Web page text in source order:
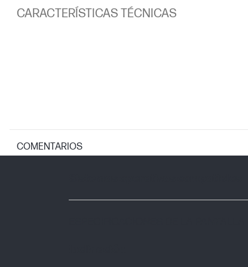
CARACTERÍSTICAS TÉCNICAS
SISTEMAS OPERATIVOS COMPATIBLES
COMENTARIOS